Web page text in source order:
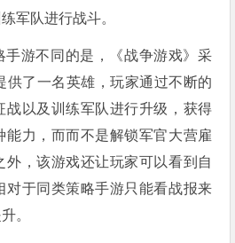
军队进行战斗。
手游不同的是，《战争游戏》采
供了一名英雄，玩家通过不断的
战以及训练军队进行升级，获得
能力，而而不是解锁军官大营雇
外，该游戏还让玩家可以看到自
对于同类策略手游只能看战报来
。